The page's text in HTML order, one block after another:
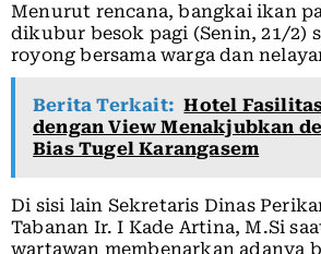
Menurut rencana, bangkai ikan
dikubur besok pagi (Senin, 21/2)
royong bersama warga dan
Berita Terkait: Hotel
dengan View Menakjubkan
Bias Tugel Karangasem
Di sisi lain Sekretaris Dinas
Tabanan Ir. I Kade Artina, M.Si
wartawan membenarkan adanya